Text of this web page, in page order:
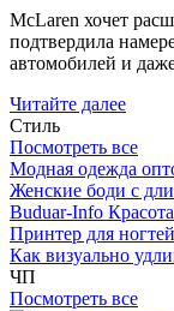
McLaren хочет
подтвердила
автомобилей и
Читайте далее
Стиль
Посмотреть все
Модная одежда
Женские боди с
Buduar-Info
Принтер для ногтей
Как визуально
ЧП
Посмотреть все